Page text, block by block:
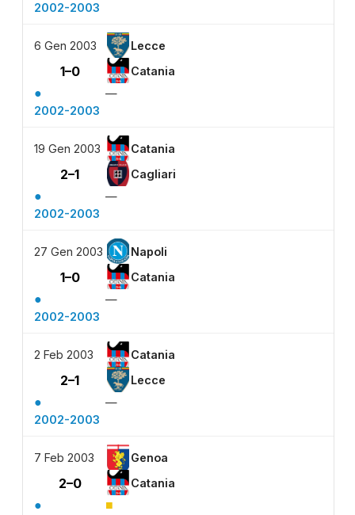
2002-2003
6 Gen 2003 Lecce
1–0 Catania
●
—
2002-2003
19 Gen 2003 Catania
2–1 Cagliari
●
—
2002-2003
27 Gen 2003 Napoli
1–0 Catania
●
—
2002-2003
2 Feb 2003 Catania
2–1 Lecce
●
—
2002-2003
7 Feb 2003 Genoa
2–0 Catania
● ■